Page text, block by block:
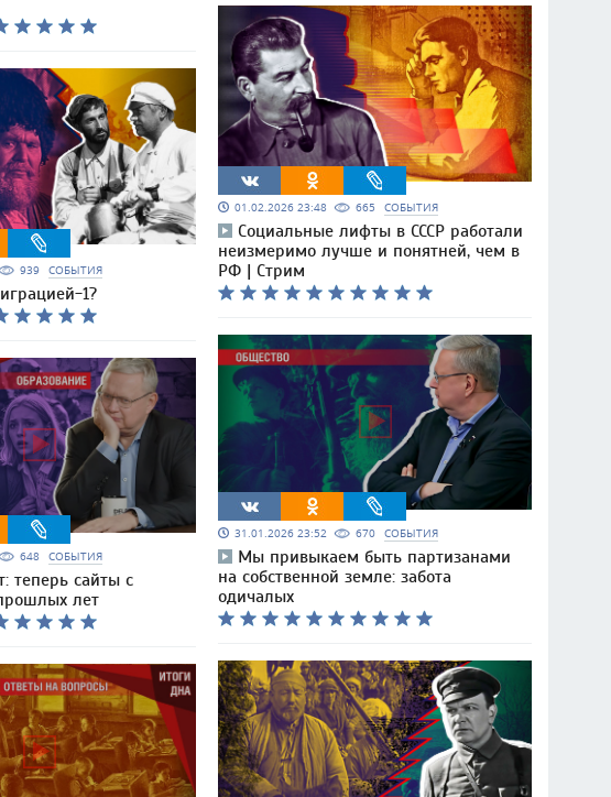
939 СОБЫТИЯ
1?
648 СОБЫТИЯ
теперь сайты с
лет
01.02.2026 23:48 665 СОБЫТИЯ
Социальные лифты в СССР работали
неизмеримо лучше и понятней, чем в
РФ | Стрим
31.01.2026 23:52 670 СОБЫТИЯ
Мы привыкаем быть партизанами
на собственной земле: забота
одичалых